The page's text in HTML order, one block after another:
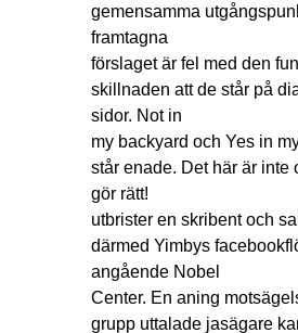
gemensamma
framtagna
förslaget är fel med den
skillnaden att de står på
sidor. Not in
my backyard och Yes in
står enade. Det här är inte
gör rätt!
utbrister en skribent och
därmed Yimbys
angående Nobel
Center. En aning
grupp uttalade jasägare